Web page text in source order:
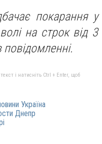
покарання у
на строк від 3
і натисніть Ctrl + Enter, щоб
Україна
Днепр